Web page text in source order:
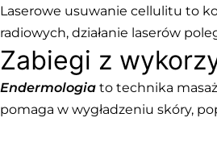
Laserowe usuwanie cellulitu to
radiowych, działanie laserów
Zabiegi z
Endermologia to technika
pomaga w wygładzeniu skóry,